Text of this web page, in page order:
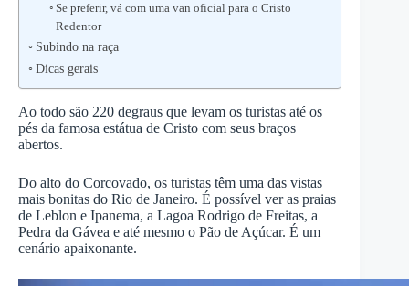
Se preferir, vá com uma van oficial para o Cristo
Redentor
Subindo na raça
Dicas gerais
Ao todo são 220 degraus que levam os turistas até os
pés da famosa estátua de Cristo com seus braços
abertos.
Do alto do Corcovado, os turistas têm uma das vistas
mais bonitas do Rio de Janeiro. É possível ver as praias
de Leblon e Ipanema, a Lagoa Rodrigo de Freitas, a
Pedra da Gávea e até mesmo o Pão de Açúcar. É um
cenário apaixonante.